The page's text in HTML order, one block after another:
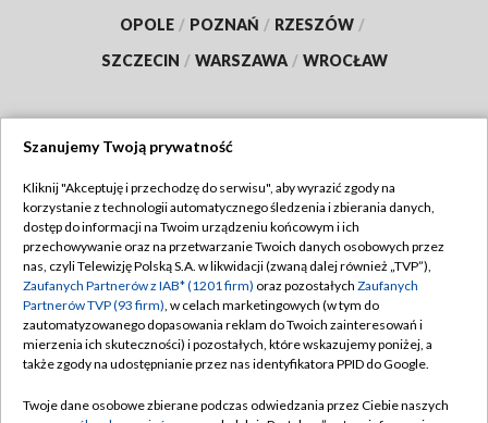
OPOLE / POZNAŃ / RZESZÓW /
SZCZECIN / WARSZAWA / WROCŁAW
TVP
Abonament TVP
Emisja w TVP
Centrum informacji TVP
Naziemna Telewizja Cyfrowa
Regulamin TVP
Polityka prywatności
Moje zgody
Pomoc
Szanujemy Twoją prywatność
Kliknij "Akceptuję i przechodzę do serwisu", aby wyrazić zgody na
korzystanie z technologii automatycznego śledzenia i zbierania danych,
dostęp do informacji na Twoim urządzeniu końcowym i ich
przechowywanie oraz na przetwarzanie Twoich danych osobowych przez
nas, czyli Telewizję Polską S.A. w likwidacji (zwaną dalej również „TVP”),
Zaufanych Partnerów z IAB* (1201 firm) oraz pozostałych Zaufanych
Partnerów TVP (93 firm), w celach marketingowych (w tym do
zautomatyzowanego dopasowania reklam do Twoich zainteresowań i
mierzenia ich skuteczności) i pozostałych, które wskazujemy poniżej, a
także zgody na udostępnianie przez nas identyfikatora PPID do Google.
Twoje dane osobowe zbierane podczas odwiedzania przez Ciebie naszych